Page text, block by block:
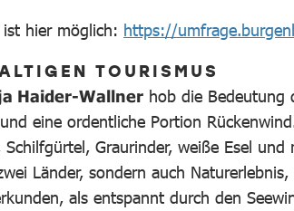
hier möglich: https://
TOURISMUS
Haider-Wallner hob die Bedeutung
eine ordentliche Portion
Graurinder, weiße Esel
Länder, sondern auch
als entspannt durch den